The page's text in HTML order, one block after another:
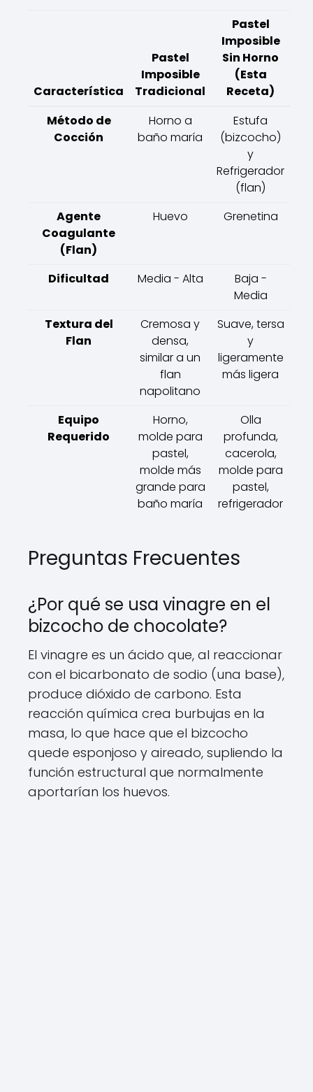
Característica
Pastel
Imposible
Tradicional
Pastel
Imposible
Sin Horno
(Esta
Receta)
Método de
Cocción
Horno a
baño maría
Estufa
(bizcocho)
y
Refrigerador
(flan)
Agente
Coagulante
(Flan)
Huevo Grenetina
Dificultad Media - Alta
Baja -
Media
Textura del
Flan
Cremosa y
densa,
similar a un
flan
napolitano
Suave, tersa
y
ligeramente
más ligera
Equipo
Requerido
Horno,
molde para
pastel,
molde más
grande para
baño maría
Olla
profunda,
cacerola,
molde para
pastel,
refrigerador
Preguntas Frecuentes
¿Por qué se usa vinagre en el
bizcocho de chocolate?
El vinagre es un ácido que, al reaccionar
con el bicarbonato de sodio (una base),
produce dióxido de carbono. Esta
reacción química crea burbujas en la
masa, lo que hace que el bizcocho
quede esponjoso y aireado, supliendo la
función estructural que normalmente
aportarían los huevos.